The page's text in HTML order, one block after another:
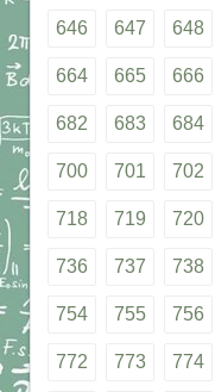
646 647 648
664 665 666
682 683 684
700 701 702
718 719 720
736 737 738
754 755 756
772 773 774